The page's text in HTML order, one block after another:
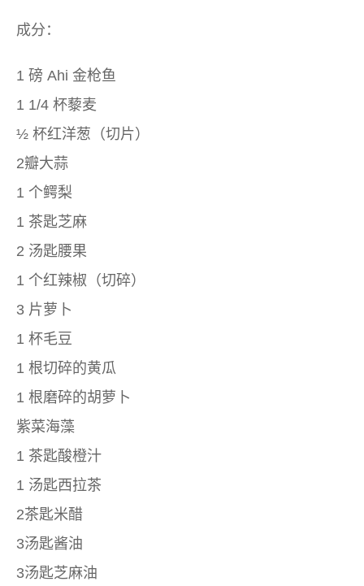
成分：
1 磅 Ahi 金枪鱼
1 1/4 杯藜麦
½ 杯红洋葱（切片）
2瓣大蒜
1 个鳄梨
1 茶匙芝麻
2 汤匙腰果
1 个红辣椒（切碎）
3 片萝卜
1 杯毛豆
1 根切碎的黄瓜
1 根磨碎的胡萝卜
紫菜海藻
1 茶匙酸橙汁
1 汤匙西拉茶
2茶匙米醋
3汤匙酱油
3汤匙芝麻油